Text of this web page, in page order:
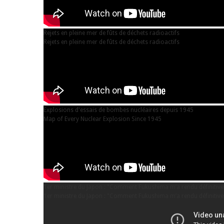
Rejets en pleine mer de fûts de déchets radioactifs
Rejets en pleine mer de fûts de déchets radioactifs
Explosions d'essais de bombes nucléaires depuis 1945
Map of Every Nuclear Explosion Since 1945